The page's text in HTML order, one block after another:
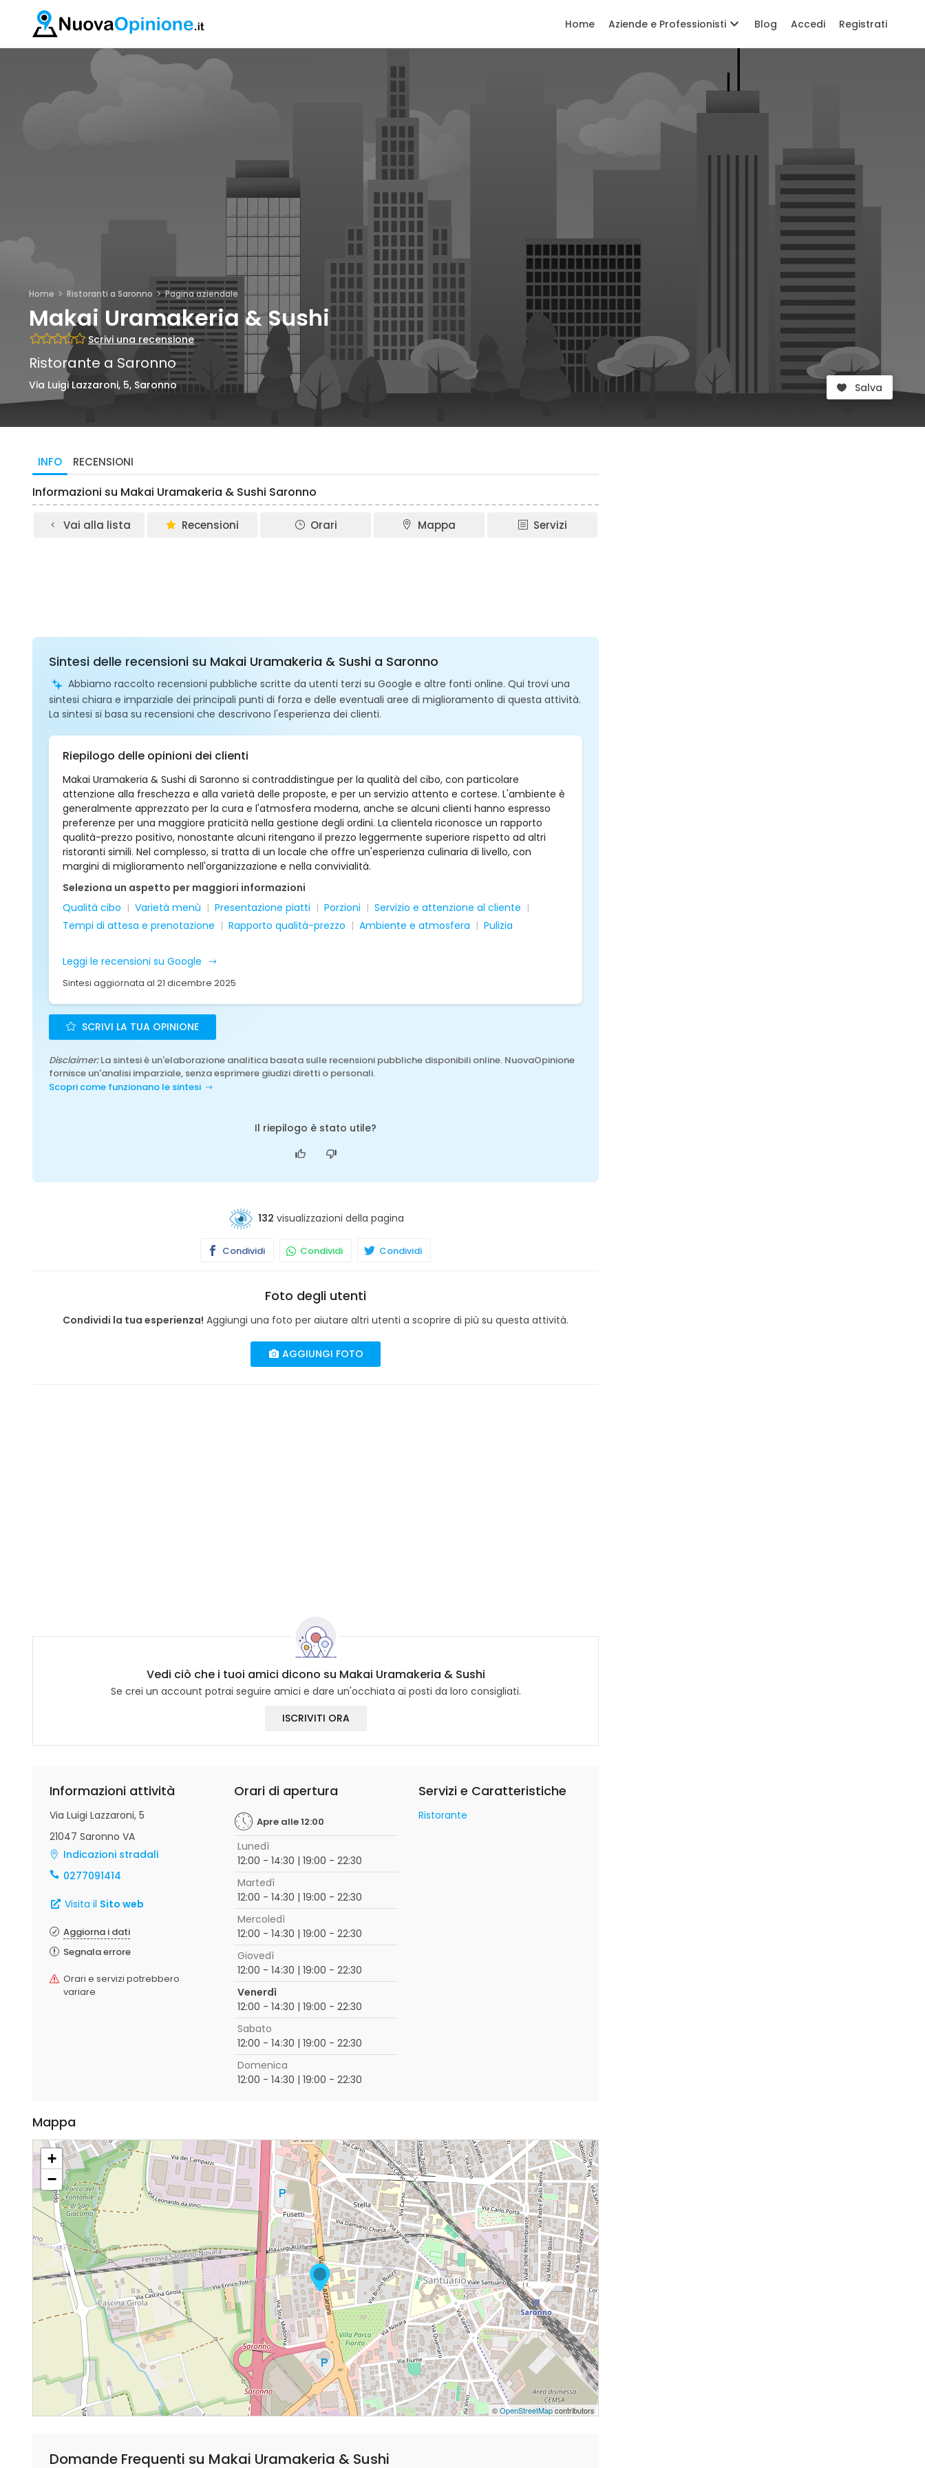
Home Aziende e Professionisti Blog Accedi Registrati
Home Ristoranti a Saronno Pagina aziendale
Makai Uramakeria & Sushi
Scrivi una recensione
Ristorante a Saronno
Via Luigi Lazzaroni, 5, Saronno Salva
INFO RECENSIONI
Informazioni su Makai Uramakeria & Sushi Saronno
Vai alla lista Recensioni Orari Mappa Servizi
Sintesi delle recensioni su Makai Uramakeria & Sushi a Saronno
Abbiamo raccolto recensioni pubbliche scritte da utenti terzi su Google e altre fonti online. Qui trovi una
sintesi chiara e imparziale dei principali punti di forza e delle eventuali aree di miglioramento di questa attività.
La sintesi si basa su recensioni che descrivono l'esperienza dei clienti.
Riepilogo delle opinioni dei clienti
Makai Uramakeria & Sushi di Saronno si contraddistingue per la qualità del cibo, con particolare
attenzione alla freschezza e alla varietà delle proposte, e per un servizio attento e cortese. L'ambiente è
generalmente apprezzato per la cura e l'atmosfera moderna, anche se alcuni clienti hanno espresso
preferenze per una maggiore praticità nella gestione degli ordini. La clientela riconosce un rapporto
qualità-prezzo positivo, nonostante alcuni ritengano il prezzo leggermente superiore rispetto ad altri
ristoranti simili. Nel complesso, si tratta di un locale che offre un'esperienza culinaria di livello, con
margini di miglioramento nell'organizzazione e nella convivialità.
Seleziona un aspetto per maggiori informazioni
Qualità cibo
Varietà menù Presentazione piatti Porzioni
Servizio e attenzione al cliente
Tempi di attesa e prenotazione
Rapporto qualità-prezzo Ambiente e atmosfera Pulizia
Leggi le recensioni su Google
Sintesi aggiornata al 21 dicembre 2025
SCRIVI LA TUA OPINIONE
Disclaimer:La sintesi è un'elaborazione analitica basata sulle recensioni pubbliche disponibili online. NuovaOpinione
fornisce un'analisi imparziale, senza esprimere giudizi diretti o personali.
Scopri come funzionano le sintesi
Il riepilogo è stato utile?
132 visualizzazioni della pagina
Condividi Condividi Condividi
Foto degli utenti
Condividi la tua esperienza! Aggiungi una foto per aiutare altri utenti a scoprire di più su questa attività.
AGGIUNGI FOTO
Vedi ciò che i tuoi amici dicono su Makai Uramakeria & Sushi
Se crei un account potrai seguire amici e dare un'occhiata ai posti da loro consigliati.
ISCRIVITI ORA
Informazioni attività
Via Luigi Lazzaroni, 5
21047 Saronno VA
Indicazioni stradali
0277091414
Visita il Sito web
Aggiorna i dati
Segnala errore
Orari e servizi potrebbero
variare
Orari di apertura
Apre alle 12:00
Lunedì
12:00 - 14:30 | 19:00 - 22:30
Martedì
12:00 - 14:30 | 19:00 - 22:30
Mercoledì
12:00 - 14:30 | 19:00 - 22:30
Giovedì
12:00 - 14:30 | 19:00 - 22:30
Venerdì
12:00 - 14:30 | 19:00 - 22:30
Sabato
12:00 - 14:30 | 19:00 - 22:30
Domenica
12:00 - 14:30 | 19:00 - 22:30
Servizi e Caratteristiche
Ristorante
Mappa
+
−
©OpenStreetMapcontributors
Domande Frequenti su Makai Uramakeria & Sushi